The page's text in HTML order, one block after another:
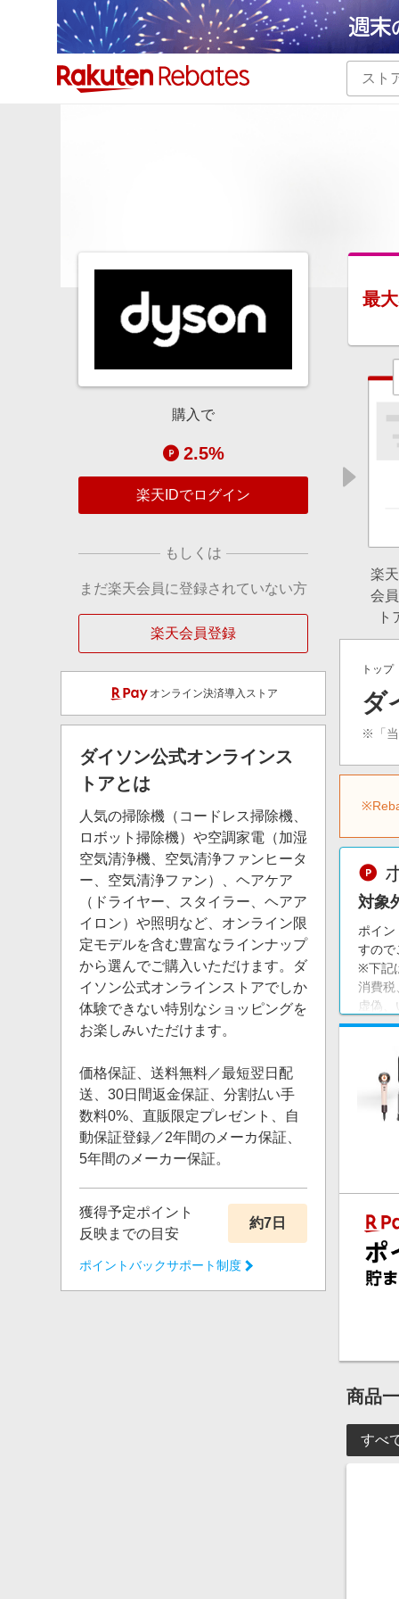
購入で
2.5%
楽天IDでログイン
もしくは
まだ楽天会員に登録されていない方
楽天会員登録
オンライン決済導入ストア
ダイソン公式オンラインス
トアとは
人気の掃除機（コードレス掃除機、
ロボット掃除機）や空調家電（加湿
空気清浄機、空気清浄ファンヒータ
ー、空気清浄ファン）、ヘアケア
（ドライヤー、スタイラー、ヘアア
イロン）や照明など、オンライン限
定モデルを含む豊富なラインナップ
から選んでご購入いただけます。ダ
イソン公式オンラインストアでしか
体験できない特別なショッピングを
お楽しみいただけます。
価格保証、送料無料／最短翌日配
送、30日間返金保証、分割払い手
数料0%、直販限定プレゼント、自
動保証登録／2年間のメーカ保証、
5年間のメーカー保証。
獲得予定ポイント
反映までの目安
約7日
ポイントバックサポート制度
最大
楽
会
ト
トップ
ダ
※「当
対象
ポイ
すので
※下記
消費税
虚偽
む）で
注意
※ポ
※ダ
お買
※リ
※リー
「ス
※一度
商品
すべ